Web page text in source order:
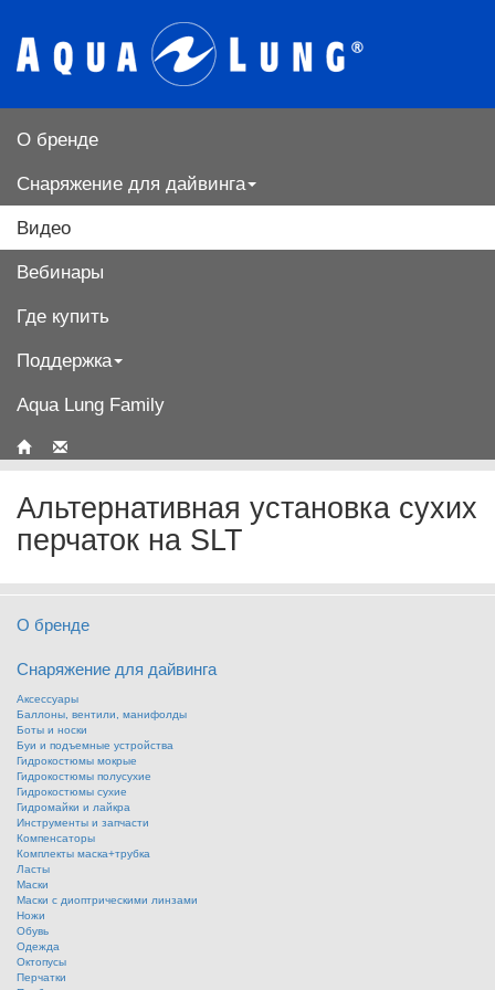
О бренде
Снаряжение для дайвинга
Видео
Вебинары
Где купить
Поддержка
Aqua Lung Family
Альтернативная установка сухих
перчаток на SLT
О бренде
Снаряжение для дайвинга
Аксессуары
Баллоны, вентили, манифолды
Боты и носки
Буи и подъемные устройства
Гидрокостюмы мокрые
Гидрокостюмы полусухие
Гидрокостюмы сухие
Гидромайки и лайкра
Инструменты и запчасти
Компенсаторы
Комплекты маска+трубка
Ласты
Маски
Маски с диоптрическими линзами
Ножи
Обувь
Одежда
Октопусы
Перчатки